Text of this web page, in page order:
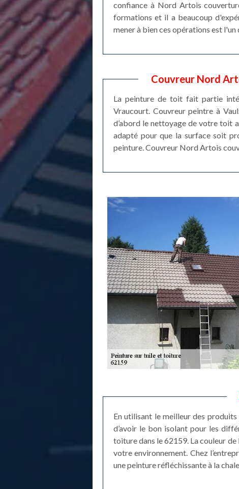
confiance à Nord Artois
formations et il a beaucoup
mener à bien ces opérations est
Couvreur Nord
La peinture de toit fait partie
Vraucourt. Couvreur peintre à
d’abord le nettoyage de votre toit
adapté pour que la surface soit
peinture. Couvreur Nord Artois
En utilisant le meilleur des
d’avoir le bon isolant pour les
toiture dans le 62159. La couleur
votre environnement. Chez
une peinture réfléchissante à la